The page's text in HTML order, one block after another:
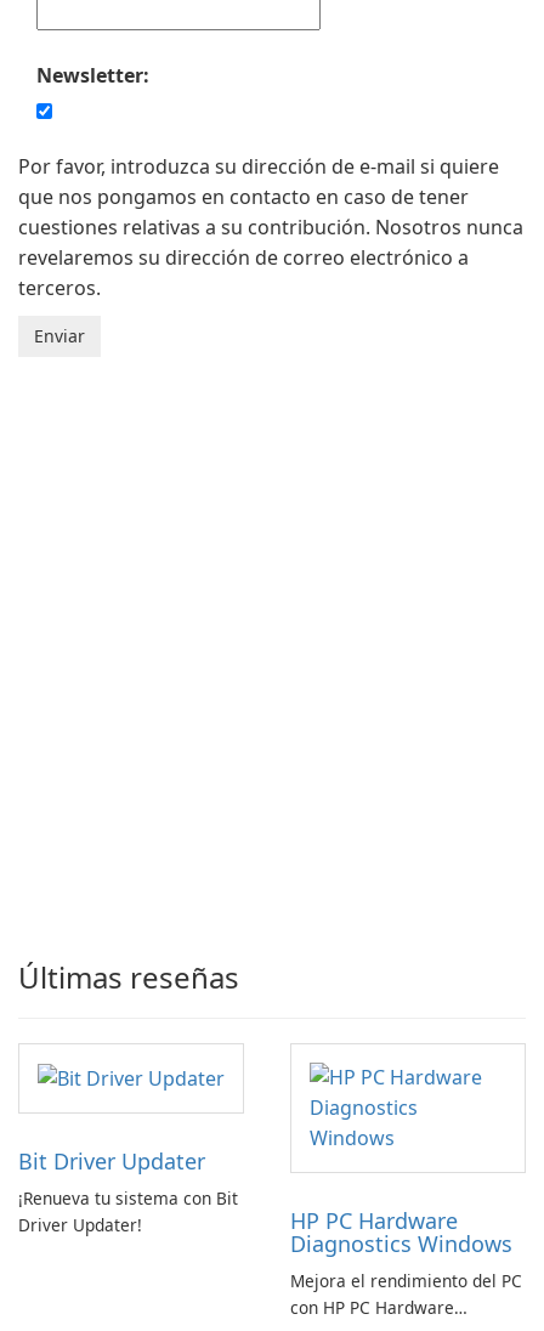
Newsletter:
Por favor, introduzca su dirección de e-mail si quiere
que nos pongamos en contacto en caso de tener
cuestiones relativas a su contribución. Nosotros nunca
revelaremos su dirección de correo electrónico a
terceros.
Últimas reseñas
Bit Driver Updater
¡Renueva tu sistema con Bit
Driver Updater!
HP PC Hardware
Diagnostics Windows
Mejora el rendimiento del PC
con HP PC Hardware